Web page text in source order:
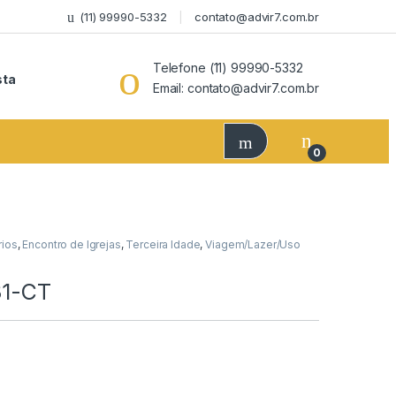
(11) 99990-5332 contato@advir7.com.br
Telefone (11) 99990-5332
Email: contato@advir7.com.br
0
, Encontro de Igrejas, Terceira Idade,Viagem/Lazer/Uso
CT